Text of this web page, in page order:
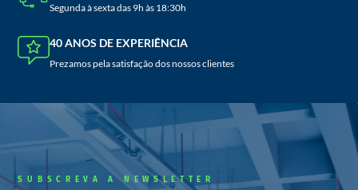
Segunda à sexta das 9h às 18:30h
40 ANOS DE EXPERIÊNCIA
Prezamos pela satisfação dos nossos clientes
SUBSCREVA A NEWSLETTER